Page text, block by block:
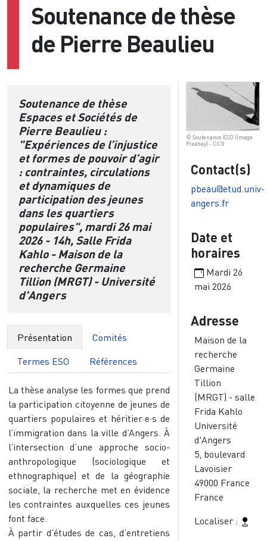
Soutenance de thèse
de Pierre Beaulieu
Soutenance de thèse
Espaces et Sociétés de
Pierre Beaulieu :
"Expériences de l’injustice
et formes de pouvoir d’agir
: contraintes, circulations
et dynamiques de
participation des jeunes
dans les quartiers
populaires", mardi 26 mai
2026 - 14h, Salle Frida
Kahlo - Maison de la
recherche Germaine
Tillion (MRGT) - Université
d'Angers
Présentation
Comités
Termes ESO
Références
La thèse analyse les formes que prend
la participation citoyenne de jeunes de
quartiers populaires et héritier·e·s de
l’immigration dans la ville d’Angers. À
l’intersection d’une approche socio-
anthropologique (sociologique et
ethnographique) et de la géographie
sociale, la recherche met en évidence
les contraintes auxquelles ces jeunes
font face.
À partir d’études de cas, d’entretiens
© Soutenance ESO (Image
Pixabay) - CC0
Contact(s)
pbeau@etud.univ-
angers.fr
Date et
horaires
Mardi 26
mai 2026
Adresse
Maison de la
recherche
Germaine
Tillion
(MRGT) - salle
Frida Kahlo
Université
d'Angers
5, boulevard
Lavoisier
49000 France
France
Localiser :